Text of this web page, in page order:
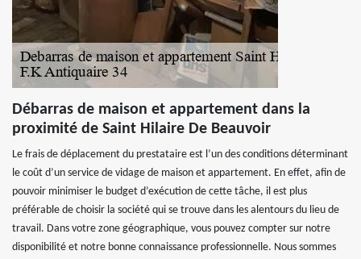
Débarras de maison et appartement dans la
proximité de Saint Hilaire De Beauvoir
Le frais de déplacement du prestataire est l’un des conditions déterminant
le coût d’un service de vidage de maison et appartement. En effet, afin de
pouvoir minimiser le budget d’exécution de cette tâche, il est plus
préférable de choisir la société qui se trouve dans les alentours du lieu de
travail. Dans votre zone géographique, vous pouvez compter sur notre
disponibilité et notre bonne connaissance professionnelle. Nous sommes